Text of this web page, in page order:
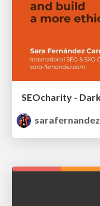
sarafernandez